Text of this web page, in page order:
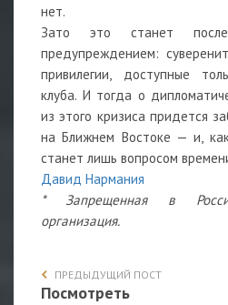
нет.
Зато это станет
предупреждением:
привилегии, доступные
клуба. И тогда о
из этого кризиса придется
на Ближнем Востоке — и,
станет лишь вопросом
Давид Нармания
* Запрещенная в России
организация.
ПРЕДЫДУЩИЙ ПОСТ
Посмотреть